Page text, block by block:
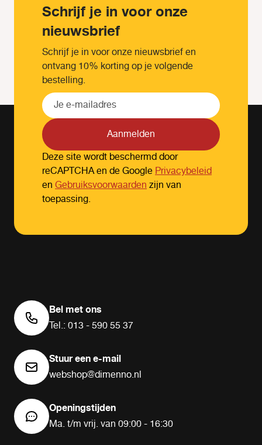
Schrijf je in voor onze
nieuwsbrief
Schrijf je in voor onze nieuwsbrief en
ontvang 10% korting op je volgende
bestelling.
Aanmelden
Deze site wordt beschermd door
reCAPTCHA en de GooglePrivacybeleid
en Gebruiksvoorwaardenzijn van
toepassing.
Bel met ons
Tel.: 013 - 590 55 37
Stuur een e-mail
webshop@dimenno.nl
Openingstijden
Ma. t/m vrij. van 09:00 - 16:30